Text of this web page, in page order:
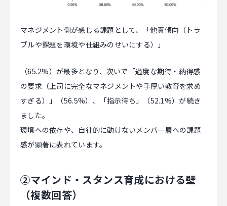
マネジメント側が感じる課題として、「他責傾向（トラ
ブルや課題を環境や仕組みのせいにする）」
（65.2%）が最多となり、次いで「過度な期待・納得感
の要求（上司に完全なマネジメントや手厚い教育を求め
すぎる）」（56.5%）、「指示待ち」（52.1%）が続き
ました。
環境への依存や、自律的に動けないメンバー層への課題
感が顕著に表れています。
②マインド・スタンス育成における壁
（複数回答）